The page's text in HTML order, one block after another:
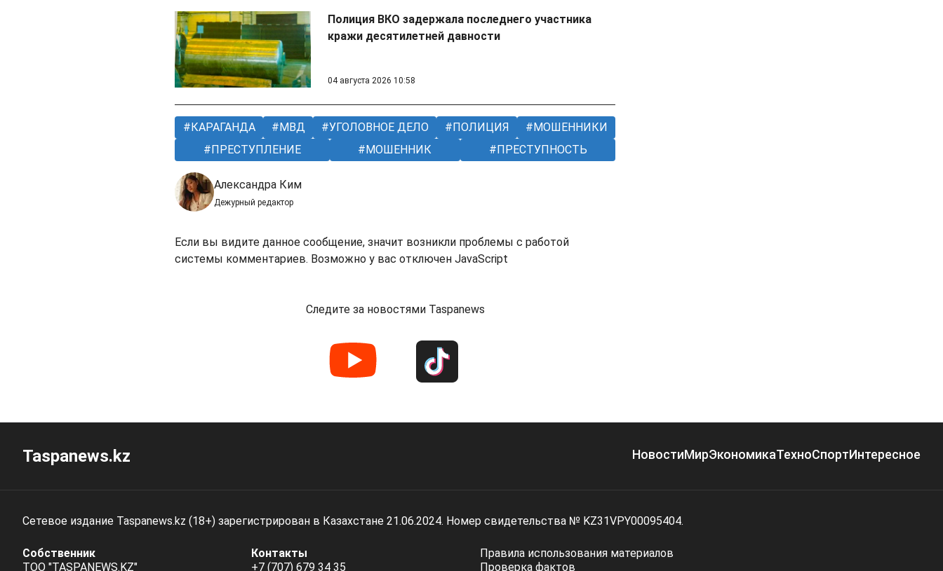
Полиция ВКО задержала последнего участника
кражи десятилетней давности
04 августа 2026 10:58
КАРАГАНДА МВД УГОЛОВНОЕ ДЕЛО ПОЛИЦИЯ
МОШЕННИКИ
ПРЕСТУПЛЕНИЕ
МОШЕННИК ПРЕСТУПНОСТЬ
Александра Ким
Дежурный редактор
Если вы видите данное сообщение, значит возникли проблемы с работой
системы комментариев. Возможно у вас отключен JavaScript
Следите за новостями Taspanews
Taspanews.kz НовостиМирЭкономикаТехноСпортИнтересное
Сетевое издание Taspanews.kz (18+) зарегистрирован в Казахстане 21.06.2024. Номер свидетельства № KZ31VPY00095404.
Собственник
ТОО "TASPANEWS.KZ"
Контакты
+7 (707) 679 34 35
Правила использования материалов
Проверка фактов